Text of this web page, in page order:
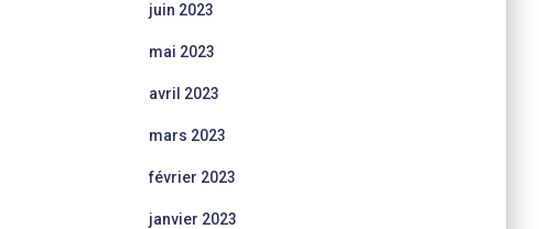
juin 2023
mai 2023
avril 2023
mars 2023
février 2023
janvier 2023